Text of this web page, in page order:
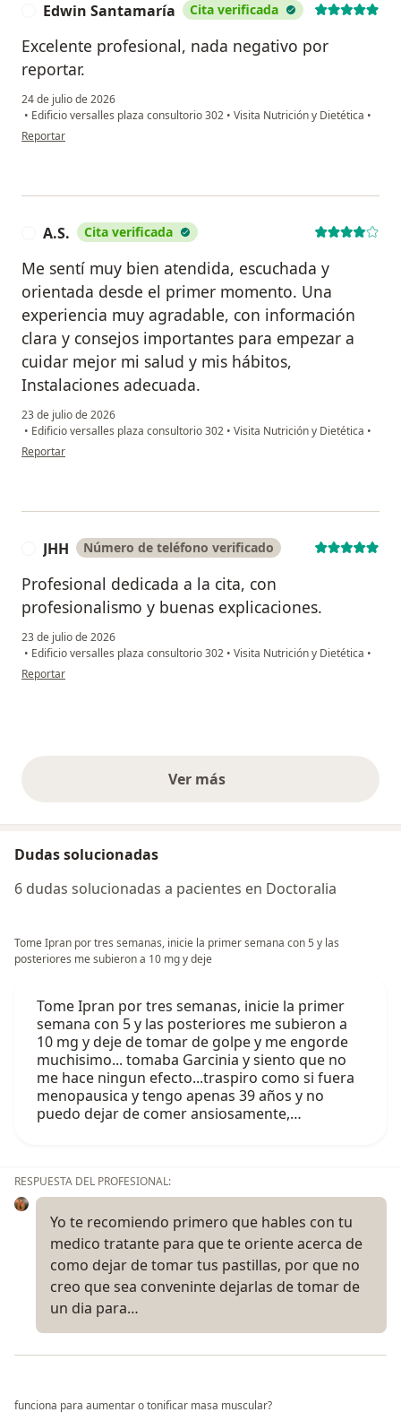
Edwin Santamaría Cita verificada
Excelente profesional, nada negativo por
reportar.
24 de julio de 2026
• Edificio versalles plaza consultorio 302 • Visita Nutrición y Dietética •
en opinión del usuario Edwin Santamaría
Reportar
A.S. Cita verificada
Me sentí muy bien atendida, escuchada y
orientada desde el primer momento. Una
experiencia muy agradable, con información
clara y consejos importantes para empezar a
cuidar mejor mi salud y mis hábitos,
Instalaciones adecuada.
23 de julio de 2026
• Edificio versalles plaza consultorio 302 • Visita Nutrición y Dietética •
en opinión del usuario A.S.
Reportar
JHH Número de teléfono verificado
Profesional dedicada a la cita, con
profesionalismo y buenas explicaciones.
23 de julio de 2026
• Edificio versalles plaza consultorio 302 • Visita Nutrición y Dietética •
en opinión del usuario JHH
Reportar
Ver másopiniones anteriores
Dudas solucionadas
6 dudas solucionadas a pacientes en Doctoralia
Tome Ipran por tres semanas, inicie la primer semana con 5 y las
posteriores me subieron a 10 mg y deje
Tome Ipran por tres semanas, inicie la primer
semana con 5 y las posteriores me subieron a
10 mg y deje de tomar de golpe y me engorde
muchisimo... tomaba Garcinia y siento que no
me hace ningun efecto...traspiro como si fuera
menopausica y tengo apenas 39 años y no
puedo dejar de comer ansiosamente,…
RESPUESTA DEL PROFESIONAL:
Yo te recomiendo primero que hables con tu
medico tratante para que te oriente acerca de
como dejar de tomar tus pastillas, por que no
creo que sea conveninte dejarlas de tomar de
un dia para…
funciona para aumentar o tonificar masa muscular?